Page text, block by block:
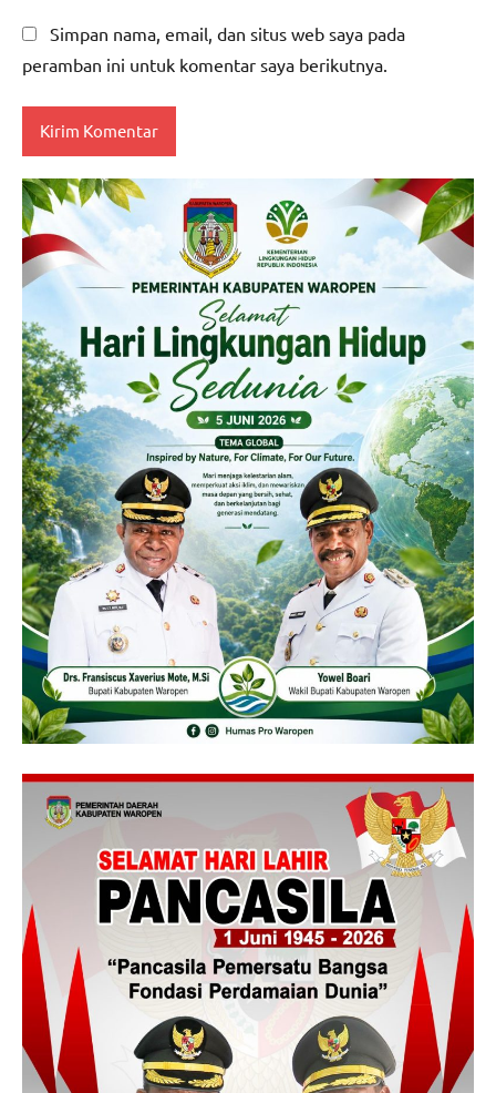
Simpan nama, email, dan situs web saya pada
peramban ini untuk komentar saya berikutnya.